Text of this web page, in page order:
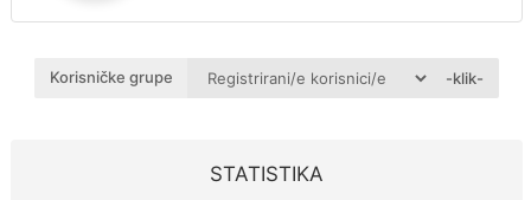
Korisničke grupe -klik-
STATISTIKA